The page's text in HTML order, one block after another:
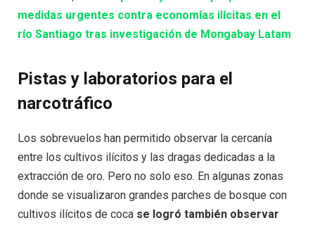
medidas urgentes contra economías ilícitas en el
río Santiago tras investigación de Mongabay Latam
Pistas y laboratorios para el
narcotráfico
Los sobrevuelos han permitido observar la cercanía
entre los cultivos ilícitos y las dragas dedicadas a la
extracción de oro. Pero no solo eso. En algunas zonas
donde se visualizaron grandes parches de bosque con
cultivos ilícitos de coca se logró también observar